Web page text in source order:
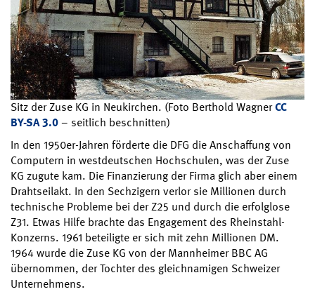
Sitz der Zuse KG in Neukirchen. (Foto Berthold WagnerCC
BY-SA 3.0– seitlich beschnitten)
In den 1950er-Jahren förderte die DFG die Anschaffung von
Computern in westdeutschen Hochschulen, was der Zuse
KG zugute kam. Die Finanzierung der Firma glich aber einem
Drahtseilakt. In den Sechzigern verlor sie Millionen durch
technische Probleme bei der Z25 und durch die erfolglose
Z31. Etwas Hilfe brachte das Engagement des Rheinstahl-
Konzerns. 1961 beteiligte er sich mit zehn Millionen DM.
1964 wurde die Zuse KG von der Mannheimer BBC AG
übernommen, der Tochter des gleichnamigen Schweizer
Unternehmens.